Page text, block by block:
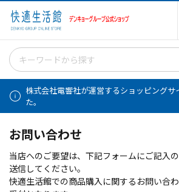
株式会社電響社が運営するショッピングサ
た。
お問い合わせ
当店へのご要望は、下記フォームにご記入
送信してください。
快適生活館での商品購入に関するお問い合